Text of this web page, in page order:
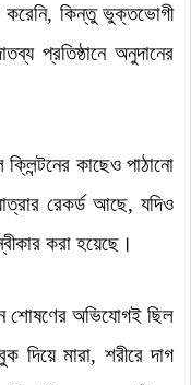
করেনি, কিন্তু ভুক্তভোগী
প্রতিষ্ঠানে অনুদানের
কাছেও পাঠানো
রেকর্ড আছে, যদিও
করা হয়েছে ।
শোষণের অভিযোগই ছিল
দিয়ে মারা, শরীরে দাগ